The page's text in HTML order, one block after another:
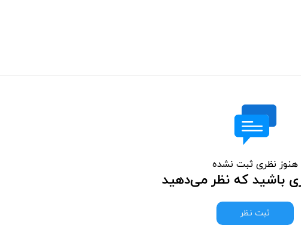
هنوز نظری ثبت نشده
باشید که نظر می‌دهید
ثبت نظر